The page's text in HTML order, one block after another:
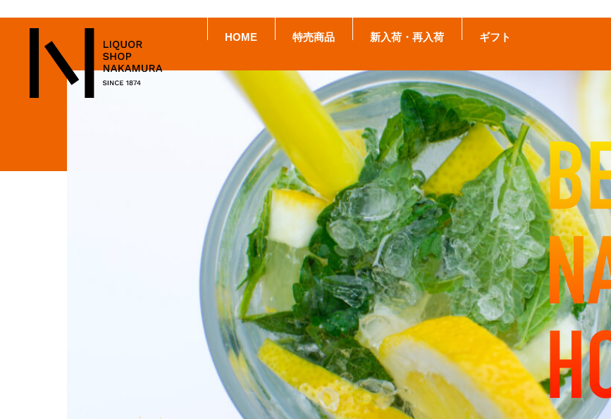
HOME 特売商品 新入荷・再入荷 ギフト